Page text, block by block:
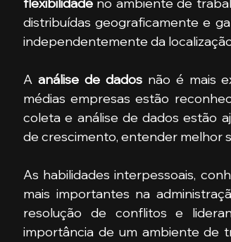
flexibilidade no ambiente de
distribuídas geograficamente e
independentemente da
A análise de dados não é mais
médias empresas estão
coleta e análise de dados estão
de crescimento, entender melhor
As habilidades interpessoais,
mais importantes na
resolução de conflitos e
importância de um ambiente de